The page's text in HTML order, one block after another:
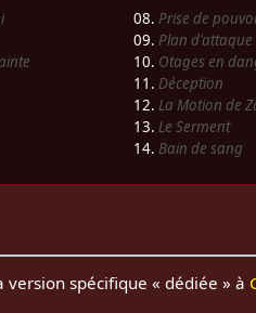
08. Prise de
09. Plan d'attaque
10. Otages en
11. Déception
12. La Motion de
13. Le Serment
14. Bain de sang
version spécifique « dédiée » à